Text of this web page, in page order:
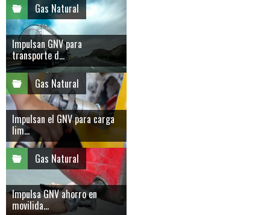
Gas Natural
Impulsan GNV para
transporte d...
Gas Natural
Impulsan el GNV para carga
lim...
Gas Natural
Impulsa GNV ahorro en
movilida...